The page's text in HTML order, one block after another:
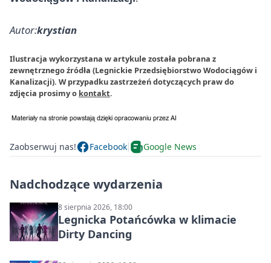
Autor:krystian
Ilustracja wykorzystana w artykule została pobrana z
zewnętrznego źródła (Legnickie Przedsiębiorstwo Wodociągów i
Kanalizacji). W przypadku zastrzeżeń dotyczących praw do
zdjęcia prosimy o kontakt.
Zaobserwuj nas! Facebook Google News
Nadchodzące wydarzenia
8 sierpnia 2026, 18:00
Legnicka Potańcówka w klimacie
Dirty Dancing